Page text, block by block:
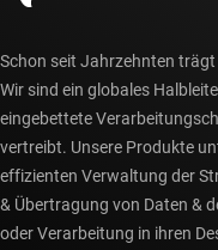
Schon seit Jahrzehnten
Wir sind ein globales
eingebettete
vertreibt. Unsere Produkte
effizienten Verwaltung der
& Übertragung von Daten &
oder Verarbeitung in ihren